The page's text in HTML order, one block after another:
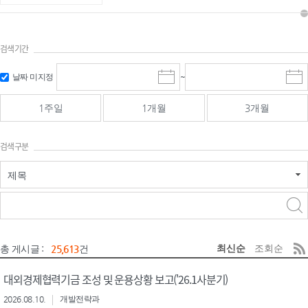
검색기간
날짜 미지정
시
작
일
선
~
종
료
선
1주일 1개월 3개월
검색구분
제목
총 게시글 : 25,613건 최신순 조회순
대외경제협력기금 조성 및 운용상황 보고('26.1사분기)
2026.08.10. 개발전략과